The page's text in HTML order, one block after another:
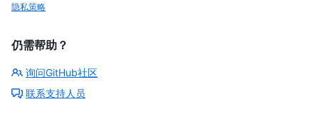
隐私策略
仍需帮助？
询问GitHub社区
联系支持人员